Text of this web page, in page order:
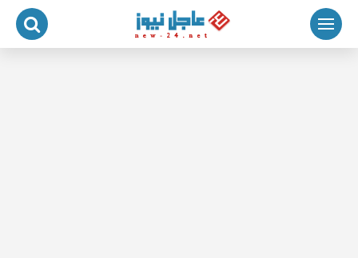
التجاوز
المحتوى